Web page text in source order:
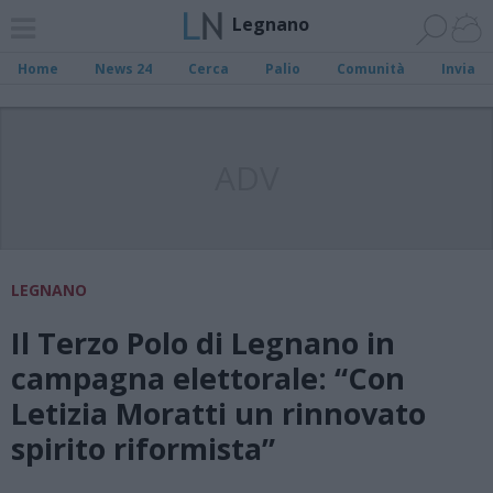
Legnano
Home News 24 Cerca Palio Comunità Invia
LEGNANO
Il Terzo Polo di Legnano in
campagna elettorale: “Con
Letizia Moratti un rinnovato
spirito riformista”